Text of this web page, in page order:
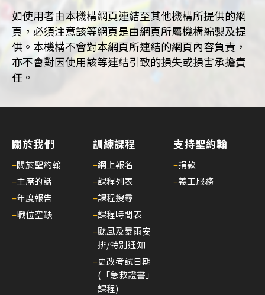
如使用者由本機構網頁連結至其他機構所提供的網
頁，必須注意該等網頁是由網頁所屬機構編製及提
供。本機構不會對本網頁所連結的網頁內容負責，
亦不會對因使用該等連結引致的損失或損害承擔責
任。
關於我們
–關於聖約翰
–主席的話
–年度報告
–職位空缺
訓練課程
–網上報名
–課程列表
–課程搜尋
–課程時間表
–颱風及暴雨安
排/特別通知
–更改考試日期
(「急救證書」
課程)
支持聖約翰
–捐款
–義工服務